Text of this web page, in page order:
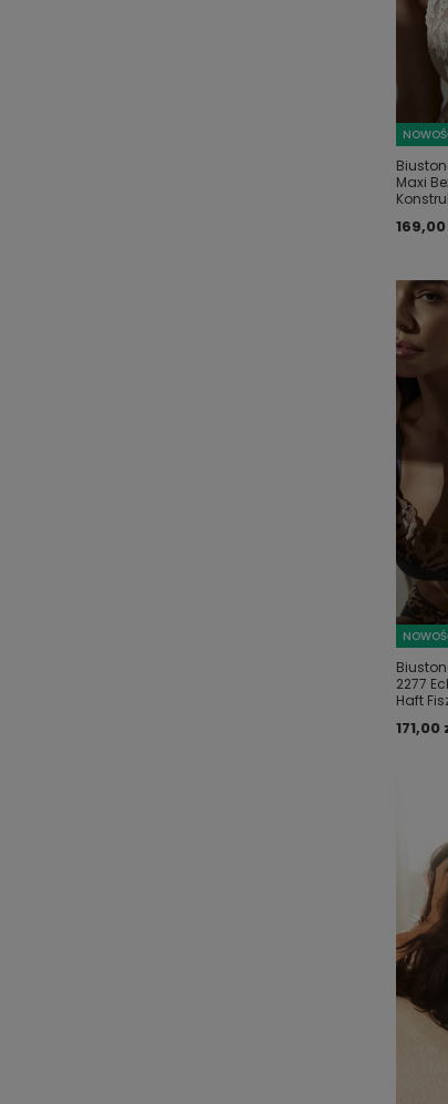
Maxi
2277
Haft
171,00